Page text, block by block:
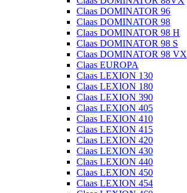
Claas DOMINATOR 96
Claas DOMINATOR 98
Claas DOMINATOR 98 H
Claas DOMINATOR 98 S
Claas DOMINATOR 98 VX
Claas EUROPA
Claas LEXION 130
Claas LEXION 180
Claas LEXION 390
Claas LEXION 405
Claas LEXION 410
Claas LEXION 415
Claas LEXION 420
Claas LEXION 430
Claas LEXION 440
Claas LEXION 450
Claas LEXION 454